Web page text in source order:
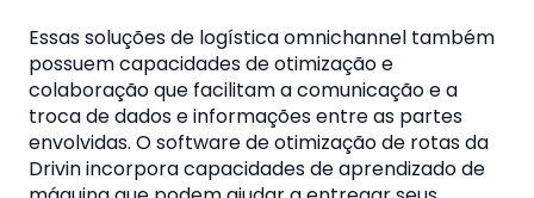
Essas soluções de logística omnichannel também
possuem capacidades de otimização e
colaboração que facilitam a comunicação e a
troca de dados e informações entre as partes
envolvidas. O software de otimização de rotas da
Drivin incorpora capacidades de aprendizado de